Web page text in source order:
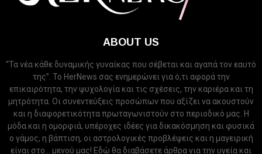
ABOUT US
“Τα νέα κάθε δυναμικής γυναίκας που σέβεται και αγαπά τον εαυτό
της”. Το HerNews σας ενημερώνει για ό,τι αφορά την
επικαιρότητα, την ψυχολογία και τις σχέσεις, την καριέρα και τη
μητρότητα. Οι συνεντεύξεις προσώπων που αξίζει να ακουστούν
και η διαφορετικότητα πρωταγωνιστούν στο περιοδικό μας. Η
μόδα και η ομορφιά, υπέροχες ιδέες για δικακόσμηση και φυσικά
ο γάμος, η βάπτιση, οι αστρολογικές προβλέψεις και η μαγειρική
είναι στο... μενού μας! Εδώ θα διαβάσετε άρθρα για την υγεία και